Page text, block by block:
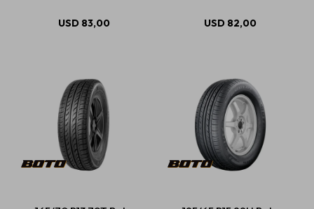
USD 83,00 USD 82,00
Estética automotriz
Baterías
Repuestos